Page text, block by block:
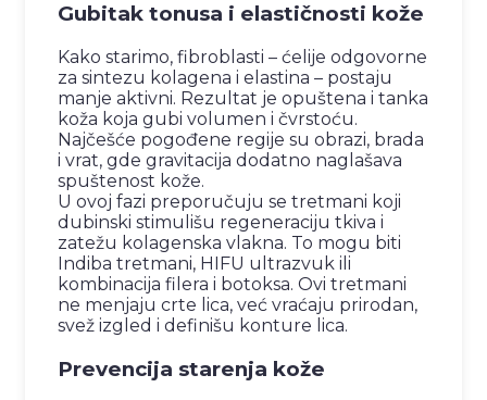
Gubitak tonusa i elastičnosti kože
Kako starimo, fibroblasti – ćelije odgovorne
za sintezu kolagena i elastina – postaju
manje aktivni. Rezultat je opuštena i tanka
koža koja gubi volumen i čvrstoću.
Najčešće pogođene regije su obrazi, brada
i vrat, gde gravitacija dodatno naglašava
spuštenost kože.
U ovoj fazi preporučuju se tretmani koji
dubinski stimulišu regeneraciju tkiva i
zatežu kolagenska vlakna. To mogu biti
Indiba tretmani, HIFU ultrazvuk ili
kombinacija filera i botoksa. Ovi tretmani
ne menjaju crte lica, već vraćaju prirodan,
svež izgled i definišu konture lica.
Prevencija starenja kože